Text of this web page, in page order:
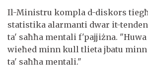
Il-Ministru kompla d-diskors
statistika alarmanti dwar it-
ta' saħħa mentali f'pajjiżna.
wieħed minn kull tlieta jbatu
ta' saħħa mentali."